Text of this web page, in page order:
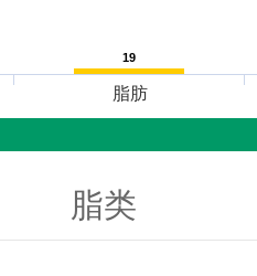
19
19
脂肪
脂类